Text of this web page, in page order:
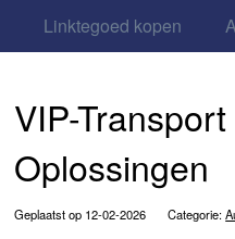
Linktegoed kopen
VIP-
Oplossingen
Geplaatst op 12-02-2026 Categorie: